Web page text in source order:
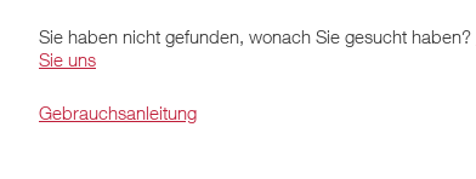
Sie haben nicht gefunden, wonach Sie gesucht haben?
Sie uns
Gebrauchsanleitung